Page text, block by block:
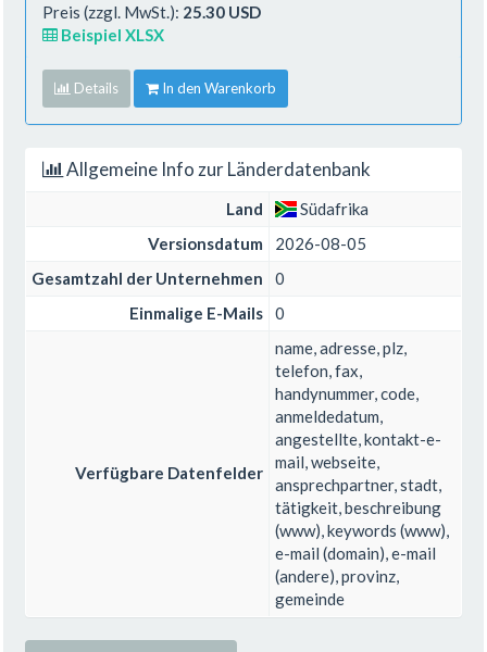
Preis (zzgl. MwSt.): 25.30 USD
Beispiel XLSX
Details In den Warenkorb
Allgemeine Info zur Länderdatenbank
Land
Südafrika
Versionsdatum
2026-08-05
Gesamtzahl der Unternehmen
0
Einmalige E-Mails
0
Verfügbare Datenfelder
name, adresse, plz,
telefon, fax,
handynummer, code,
anmeldedatum,
angestellte, kontakt-e-
mail, webseite,
ansprechpartner, stadt,
tätigkeit, beschreibung
(www), keywords (www),
e-mail (domain), e-mail
(andere), provinz,
gemeinde